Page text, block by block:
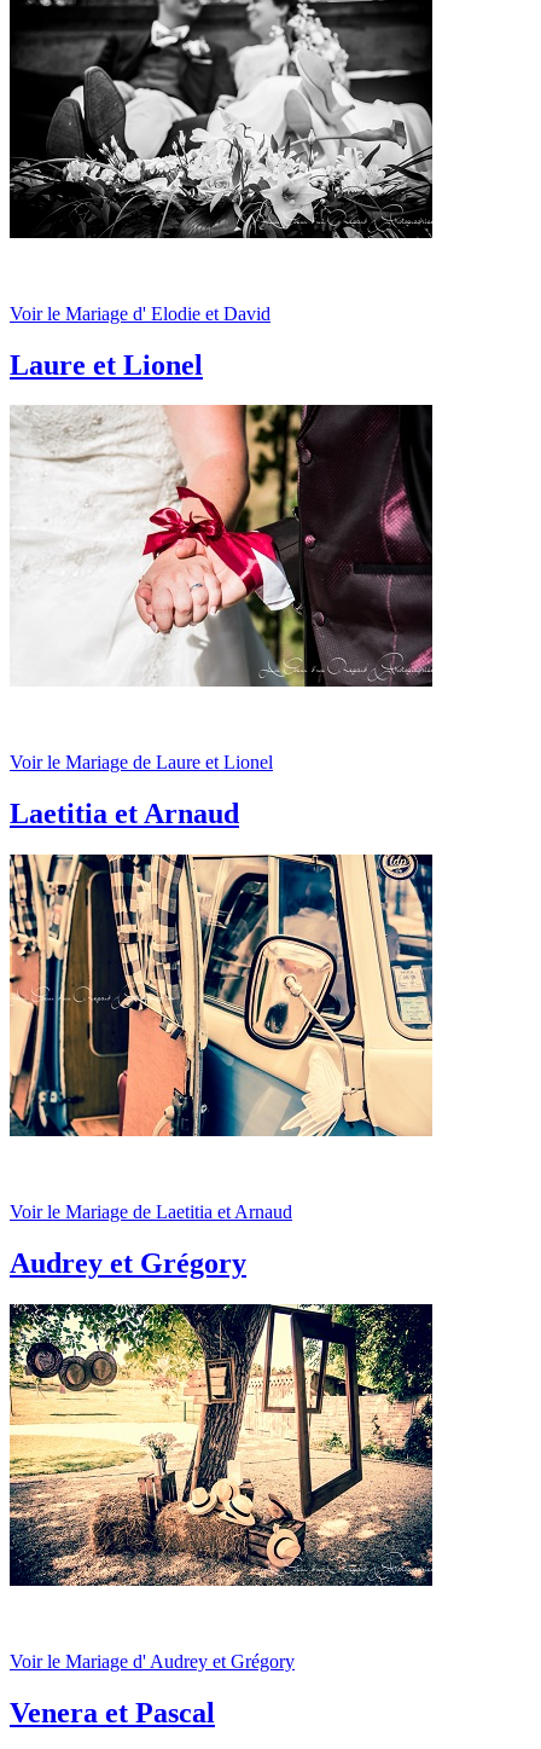
Voir le Mariage d' Elodie et David
Laure et Lionel
Voir le Mariage de Laure et Lionel
Laetitia et Arnaud
Voir le Mariage de Laetitia et Arnaud
Audrey et Grégory
Voir le Mariage d' Audrey et Grégory
Venera et Pascal